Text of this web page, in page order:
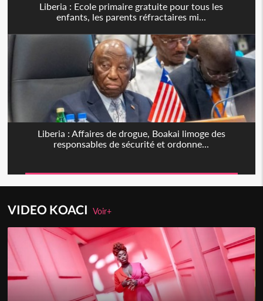
Liberia : Ecole primaire gratuite pour tous les
enfants, les parents réfractaires mi...
Liberia : Affaires de drogue, Boakai limoge des
responsables de sécurité et ordonne...
VIDEO KOACIVoir+